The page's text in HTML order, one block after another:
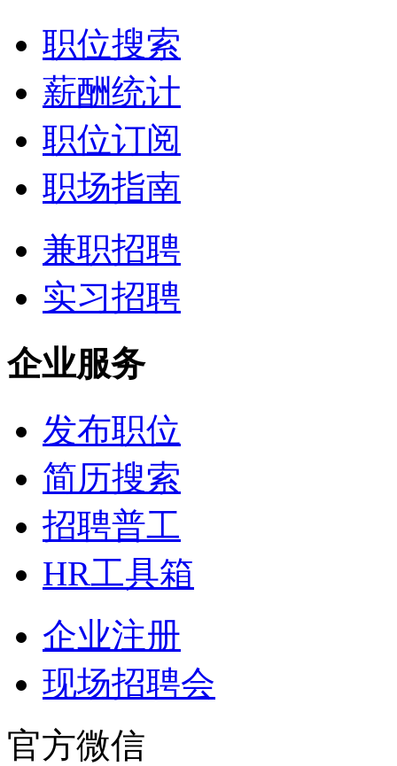
职位搜索
薪酬统计
职位订阅
职场指南
兼职招聘
实习招聘
企业服务
发布职位
简历搜索
招聘普工
HR工具箱
企业注册
现场招聘会
官方微信